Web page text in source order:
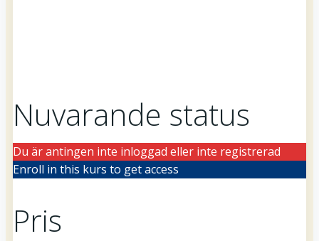
Nuvarande status
Du är antingen inte inloggad eller inte registrerad
Enroll in this kurs to get access
Pris